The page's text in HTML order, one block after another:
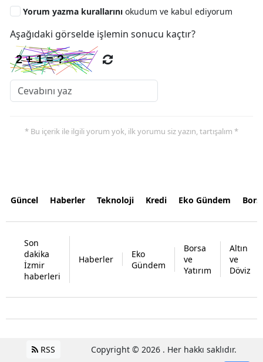
Yorum yazma kurallarını okudum ve kabul ediyorum
Aşağıdaki görselde işlemin sonucu kaçtır?
* Bu içerik ile ilgili yorum yok, ilk yorumu siz yazın, tartışalım *
Güncel Haberler Teknoloji Kredi Eko Gündem
Son
dakika
İzmir
haberleri
Haberler
Eko
Gündem
Borsa
ve
Yatırım
Altın
ve
Döviz
RSS Copyright © 2026 . Her hakkı saklıdır.